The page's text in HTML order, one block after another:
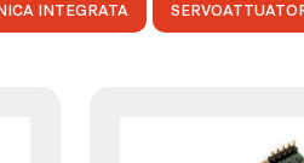
INTEGRATA